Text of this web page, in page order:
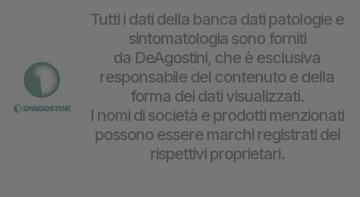
Tutti i dati della banca dati patologie e
sintomatologia sono forniti
da DeAgostini, che è esclusiva
responsabile del contenuto e della
forma dei dati visualizzati.
I nomi di società e prodotti menzionati
possono essere marchi registrati dei
rispettivi proprietari.